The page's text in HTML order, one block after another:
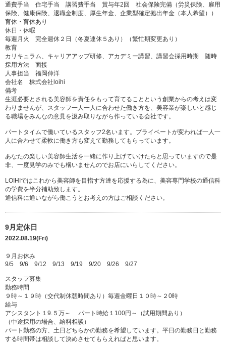
通費手当 住宅手当 講習費手当 賞与年2回 社会保険完備（労災保険、雇用
保険、健康保険、退職金制度、厚生年金、企業型確定拠出年金（本人希望））
育休・育休あり
休日・休暇
毎週月火 完全週休２日（冬夏連休５あり）（繁忙期変更あり）
教育
カリキュラム、キャリアアップ研修、アカデミー講習、講習会採用時期 随時
採用方法 面接
人事担当 福岡伸洋
会社名 株式会社loihi
備考
生涯必要とされる美容師を責任をもって育てることという創業からの考えは変
わりませんが、スタッフ一人一人に合わせた働き方を、美容業が楽しいと感じ
る職場をみんなの意見を汲み取りながら作っている会社です。
パートタイムで働いているスタッフ2名います。プライベートが変われば一人一
人に合わせて柔軟に働き方も変えて勤務してもらっています。
あなたの楽しい美容師生活を一緒に作り上げていけたらと思っていますので是
非、一度見学のみでも構いませんのでお店にいらしてください。
LOIHIではこれから美容師を目指す方達を応援する為に、美容専門学校の通信科
の学費を半分補助致します。
通信科に通いながら働こうとお考えの方はご相談ください。
9月定休日
2022.08.19(Fri)
９月お休み
9/5 9/6 9/12 9/13 9/19 9/20 9/26 9/27
スタッフ募集
勤務時間
９時～１９時（交代制休憩時間あり）毎週金曜日１０時～２0時
給与
アシスタント１9.５万～ パート時給１100円～（試用期間あり）
（中途採用の場合、給料相談）
パート勤務の方、土日どちらかの勤務を希望しています。平日の勤務日と勤務
する時間帯は相談して決めさせてもらえればと思います。